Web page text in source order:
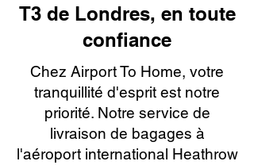
T3 de Londres, en toute
confiance
Chez Airport To Home, votre
tranquillité d'esprit est notre
priorité. Notre service de
livraison de bagages à
l'aéroport international Heathrow